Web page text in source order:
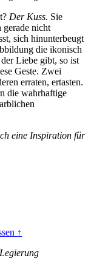
Der Kuss. Sie
gerade nicht
sich hinunterbeugt
die ikonisch
Liebe gibt, so ist
Geste. Zwei
erraten, ertasten.
die wahrhaftige
eine Inspiration für
↑